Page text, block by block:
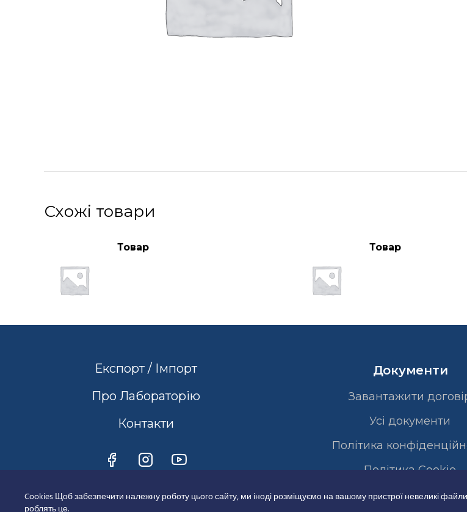
Схожі товари
Товар Товар
Експорт / Імпорт
Про Лабораторію
Контакти
Документи
Завантажити
Усі документи
Політика
Полiтика Cookie
Cookies Щоб забезпечити належну роботу цього сайту, ми іноді розміщуємо на вашому пристрої невеликі